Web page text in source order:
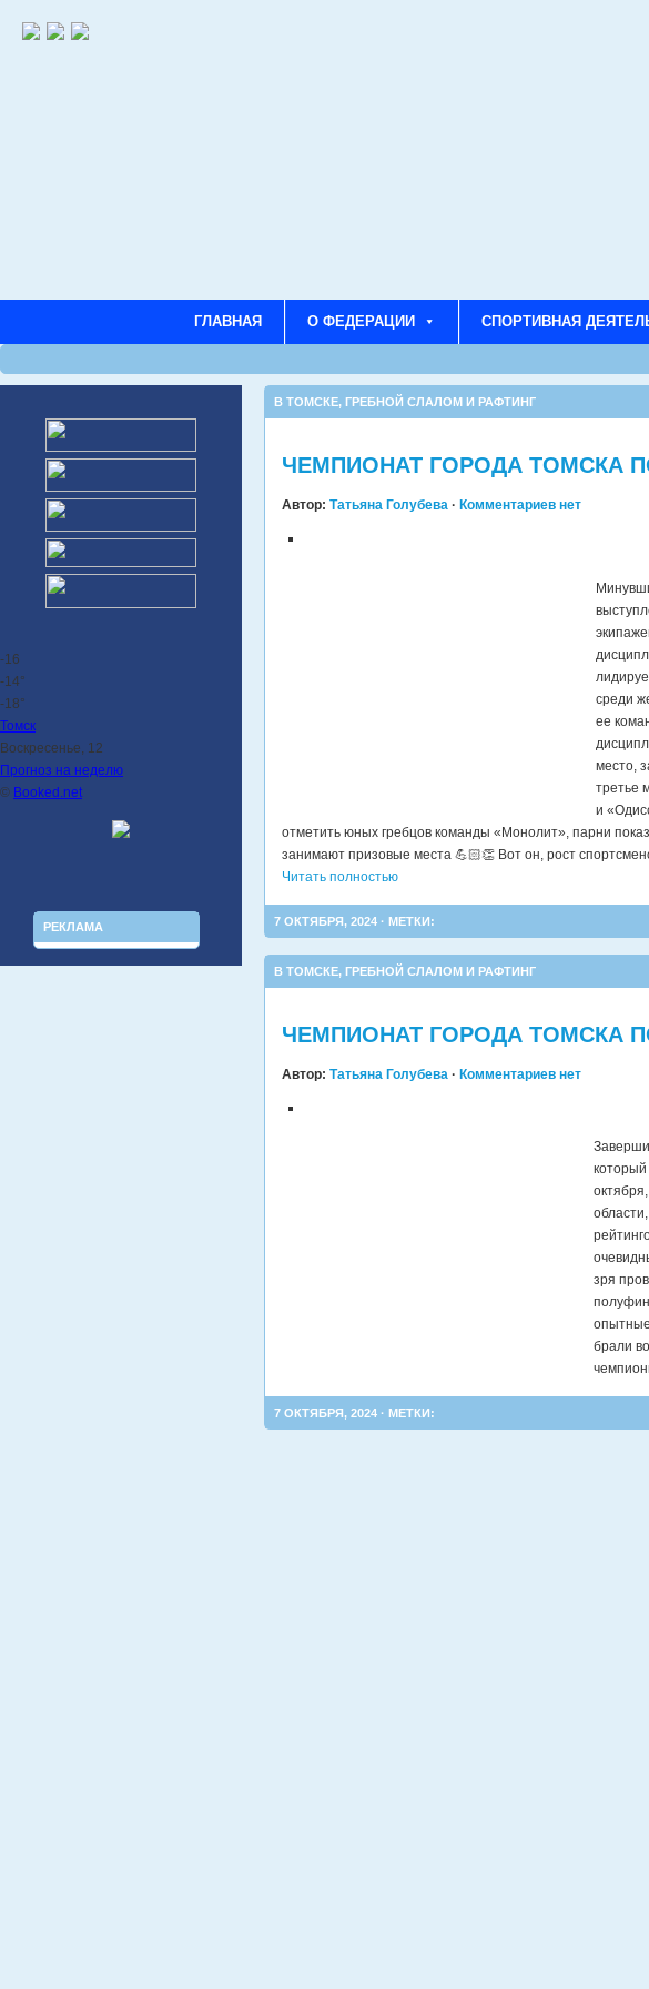
ГЛАВНАЯ О ФЕДЕРАЦИИ СПОРТИВНАЯ
-16
-14°
-18°
Томск
Воскресенье, 12
Прогноз на неделю
© Booked.net
РЕКЛАМА
В ТОМСКЕ, ГРЕБНОЙ СЛАЛОМ И РАФТИНГ
ЧЕМПИОНАТ ГОРОДА ТОМСКА
Автор: Татьяна Голубева · Комментариев нет
среди
ее
место,
третье
и
отметить юных гребцов команды «Монолит», парни
занимают призовые места 💪🏻👏 Вот он, рост
Читать полностью
7 ОКТЯБРЯ, 2024 · МЕТКИ:
В ТОМСКЕ, ГРЕБНОЙ СЛАЛОМ И РАФТИНГ
ЧЕМПИОНАТ ГОРОДА ТОМСКА
Автор: Татьяна Голубева · Комментариев нет
который
зря
брали
7 ОКТЯБРЯ, 2024 · МЕТКИ: